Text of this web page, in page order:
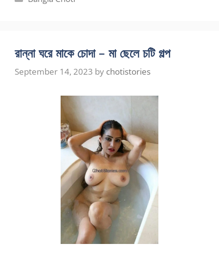
রান্না ঘরে মাকে চোদা – মা ছেলে চটি গল্প
September 14, 2023 by chotistories